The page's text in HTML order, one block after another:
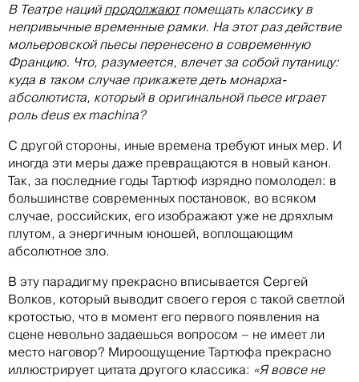
В Театре наций продолжаютпомещать классику в
непривычные временные рамки. На этот раз действие
мольеровской пьесы перенесено в современную
Францию. Что, разумеется, влечет за собой путаницу:
куда в таком случае прикажете деть монарха-
абсолютиста, который в оригинальной пьесе играет
роль deus ex machina?
С другой стороны, иные времена требуют иных мер. И
иногда эти меры даже превращаются в новый канон.
Так, за последние годы Тартюф изрядно помолодел: в
большинстве современных постановок, во всяком
случае, российских, его изображают уже не дряхлым
плутом, а энергичным юношей, воплощающим
абсолютное зло.
В эту парадигму прекрасно вписывается Сергей
Волков, который выводит своего героя с такой светлой
кротостью, что в момент его первого появления на
сцене невольно задаешься вопросом – не имеет ли
место наговор? Мироощущение Тартюфа прекрасно
иллюстрирует цитата другого классика: «Я вовсе не